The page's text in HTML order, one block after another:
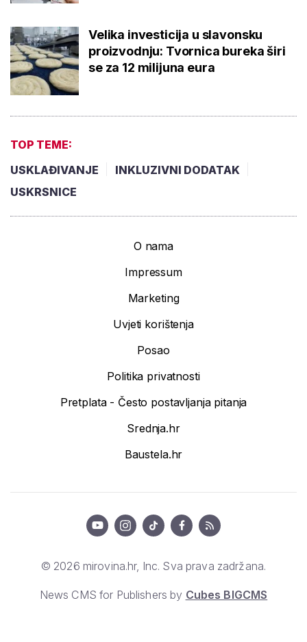
Velika investicija u slavonsku
proizvodnju: Tvornica bureka širi
se za 12 milijuna eura
TOP TEME:
USKLAĐIVANJE
INKLUZIVNI DODATAK
USKRSNICE
O nama
Impressum
Marketing
Uvjeti korištenja
Posao
Politika privatnosti
Pretplata - Često postavljanja pitanja
Srednja.hr
Baustela.hr
© 2026 mirovina.hr, Inc. Sva prava zadržana.
News CMS for Publishers by Cubes BIGCMS